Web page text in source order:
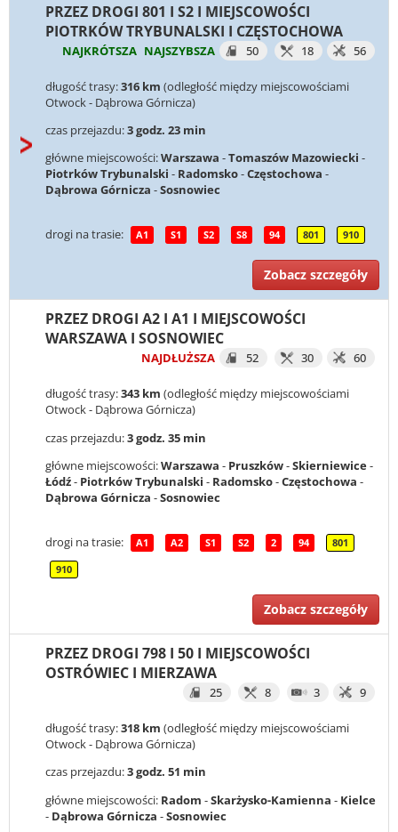
PRZEZ DROGI 801 I S2 I MIEJSCOWOŚCI
PIOTRKÓW TRYBUNALSKI I CZĘSTOCHOWA
NAJKRÓTSZA NAJSZYBSZA 50 18 56
długość trasy:316 km (odległość między miejscowościami
Otwock - Dąbrowa Górnicza)
czas przejazdu:3 godz. 23 min
główne miejscowości:Warszawa -Tomaszów Mazowiecki -
Piotrków Trybunalski - Radomsko-Częstochowa -
Dąbrowa Górnicza -Sosnowiec
drogi na trasie: A1 S1 S2 S8 94 801 910
Zobacz szczegóły
PRZEZ DROGI A2 I A1 I MIEJSCOWOŚCI
WARSZAWA I SOSNOWIEC
NAJDŁUŻSZA 52 30 60
długość trasy:343 km (odległość między miejscowościami
Otwock - Dąbrowa Górnicza)
czas przejazdu:3 godz. 35 min
główne miejscowości:Warszawa - Pruszków-Skierniewice-
Łódź- Piotrków Trybunalski - Radomsko-Częstochowa -
Dąbrowa Górnicza -Sosnowiec
drogi na trasie: A1 A2 S1 S2 2 94 801
910
Zobacz szczegóły
PRZEZ DROGI 798 I 50 I MIEJSCOWOŚCI
OSTRÓWIEC I MIERZAWA
25 8 3 9
długość trasy:318 km (odległość między miejscowościami
Otwock - Dąbrowa Górnicza)
czas przejazdu:3 godz. 51 min
główne miejscowości: Radom -Skarżysko-Kamienna - Kielce
- Dąbrowa Górnicza -Sosnowiec